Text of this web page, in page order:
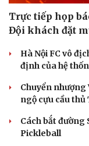
Trực tiếp họp
Đội khách đặt
Hà Nội FC vô
định của hệ
Chuyển nhượng
ngộ cựu cầu thủ
Cách bắt
Pickleball